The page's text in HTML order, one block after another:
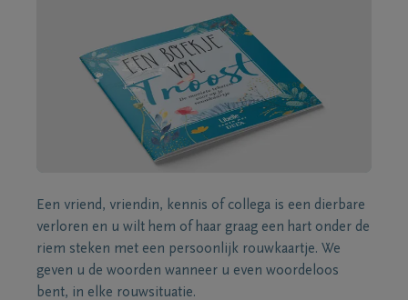
Een vriend, vriendin, kennis of collega is een dierbare
verloren en u wilt hem of haar graag een hart onder de
riem steken met een persoonlijk rouwkaartje. We
geven u de woorden wanneer u even woordeloos
bent, in elke rouwsituatie.